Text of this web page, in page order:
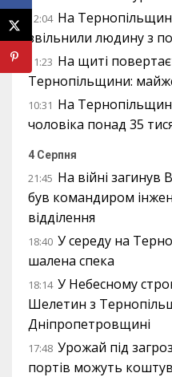
12:04 На
звільнили людину з
11:23 На щиті
Тернопільщини: майже
10:31 На
чоловіка понад 35
4 Серпня
21:45 На війні
був командиром
відділення
18:40 У середу на
шалена спека
18:14 У Небесному
Шелетин з
Дніпропетровщині
17:48 Урожай під
портів можуть